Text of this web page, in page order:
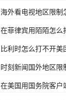
海外看电视地区限制
在菲律宾用陌陌怎么
比利时怎么打不开
时刻新闻国外地区
在美国用国务院客户